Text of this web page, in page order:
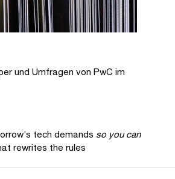
und Umfragen von PwC im
tech demands so you can
rewrites the rules